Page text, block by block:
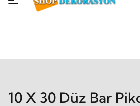
10 X 30 Düz Bar